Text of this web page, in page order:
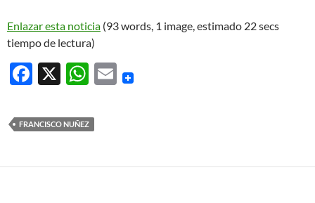
Enlazar esta noticia (93 words, 1 image, estimado 22 secs
tiempo de lectura)
F
e
b
o
X
W
at
s
A
E
FRANCISCO NUÑEZ